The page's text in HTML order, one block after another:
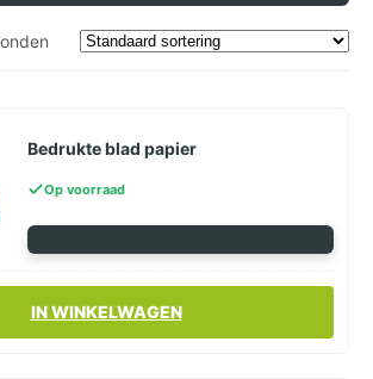
Bedrukte blad papier
Op voorraad
IN WINKELWAGEN